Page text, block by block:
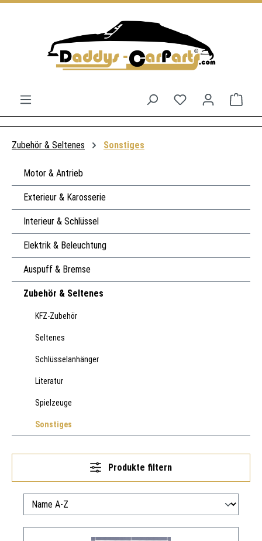
Du hast 0
Zubehör & Seltenes Sonstiges
Motor & Antrieb
Exterieur & Karosserie
Interieur & Schlüssel
Elektrik & Beleuchtung
Auspuff & Bremse
Zubehör & Seltenes
KFZ-Zubehör
Seltenes
Schlüsselanhänger
Literatur
Spielzeuge
Sonstiges
Produkte filtern